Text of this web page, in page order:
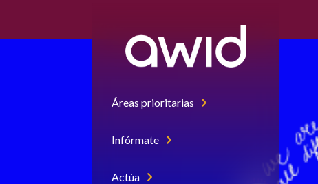
Áreas prioritarias
Infórmate
Actúa